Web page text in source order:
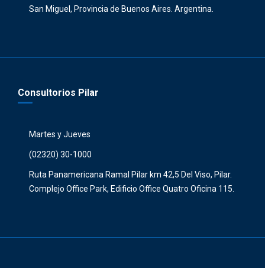
San Miguel, Provincia de Buenos Aires. Argentina.
Consultorios Pilar
Martes y Jueves
(02320) 30-1000
Ruta Panamericana Ramal Pilar km 42,5 Del Viso, Pilar.
Complejo Office Park, Edificio Office Quatro Oficina 115.